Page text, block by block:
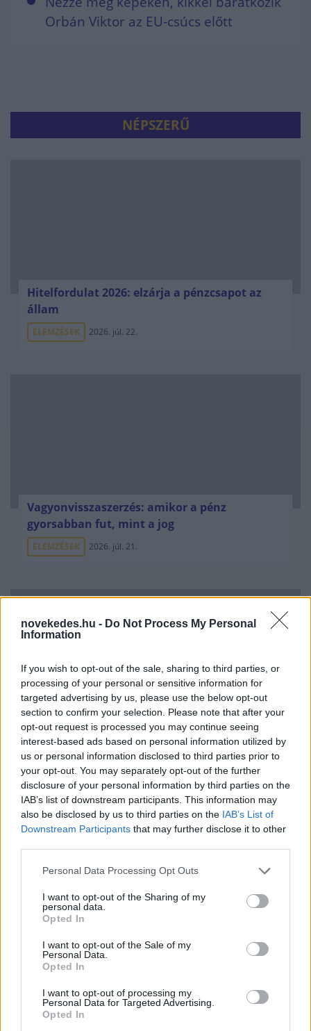
novekedes.hu - Do Not Process My Personal
Information
If you wish to opt-out of the sale, sharing to third parties, or
processing of your personal or sensitive information for
targeted advertising by us, please use the below opt-out
section to confirm your selection. Please note that after your
opt-out request is processed you may continue seeing
interest-based ads based on personal information utilized by
us or personal information disclosed to third parties prior to
your opt-out. You may separately opt-out of the further
disclosure of your personal information by third parties on the
IAB’s list of downstream participants. This information may
also be disclosed by us to third parties on the IAB’s List of
Downstream Participants that may further disclose it to other
Please note that this website/app uses one or more Google
not limited to your visit or usage behaviour. You may click to
grant or deny consent to Google and its third-party tags to
use your data for below specified purposes in below Google
consent section.
Personal Data Processing Opt Outs
I want to opt-out of the Sharing of my
personal data.
Opted In
I want to opt-out of the Sale of my
Personal Data.
Opted In
I want to opt-out of processing my
Personal Data for Targeted Advertising.
Opted In
Orbán Viktor az EU-csúcs előtt
NÉPSZERŰ
Hitelfordulat 2026: elzárja a pénzcsapot az
állam
ELEMZÉSEK 2026. júl. 22.
Vagyonvisszaszerzés: amikor a pénz
gyorsabban fut, mint a jog
ELEMZÉSEK 2026. júl. 21.
Kéthónapos a Tisza-kormány: íme a mérleg!
ELEMZÉSEK 2026. júl. 21.
pénzek érkezéséhez még szükségesek
ELEMZÉSEK